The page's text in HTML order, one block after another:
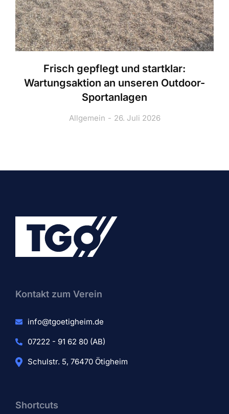
Frisch gepflegt und startklar:
Wartungsaktion an unseren Outdoor-
Sportanlagen
Allgemein 26. Juli 2026
Kontakt zum Verein​
info@tgoetigheim.de
07222 - 91 62 80 (AB)
Schulstr. 5, 76470 Ötigheim
Shortcuts